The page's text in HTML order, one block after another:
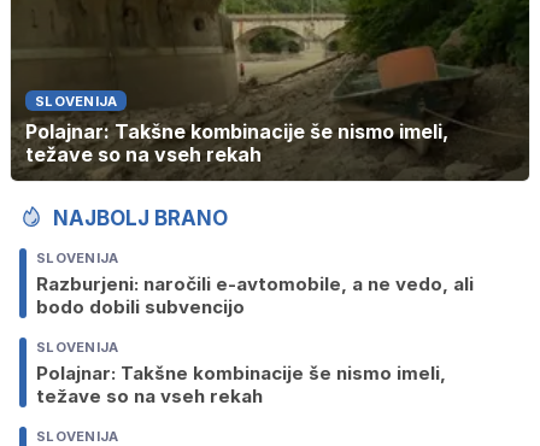
SLOVENIJA
Polajnar: Takšne kombinacije še nismo imeli,
težave so na vseh rekah
NAJBOLJ BRANO
SLOVENIJA
Razburjeni: naročili e-avtomobile, a ne vedo, ali
bodo dobili subvencijo
SLOVENIJA
Polajnar: Takšne kombinacije še nismo imeli,
težave so na vseh rekah
SLOVENIJA